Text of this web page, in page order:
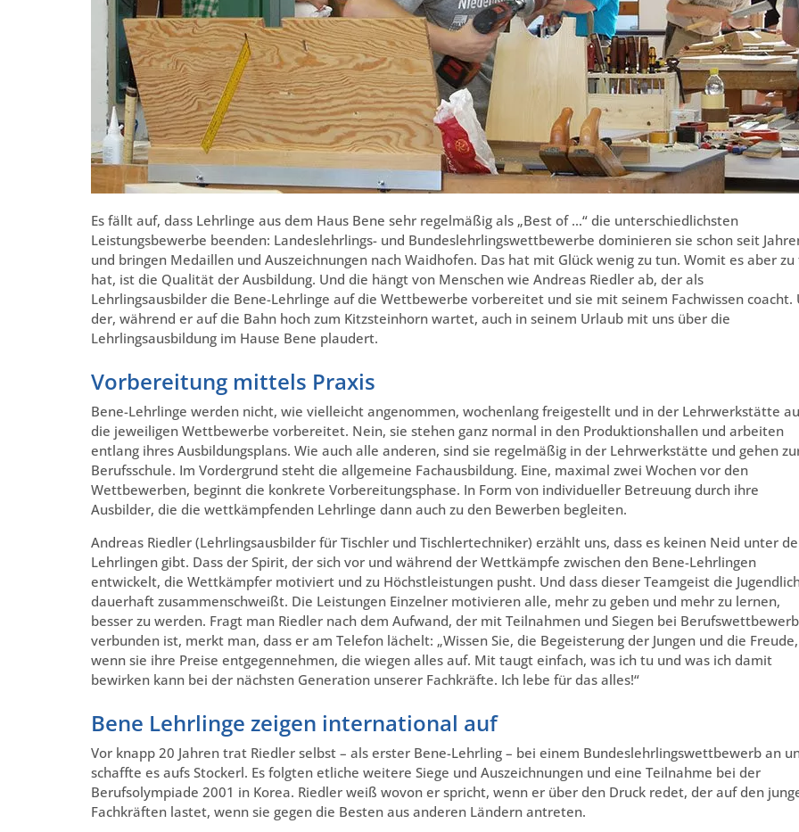
Es fällt auf, dass Lehrlinge aus dem Haus Bene sehr regelmäßig als „Best of …“ die unterschiedlichsten
Leistungsbewerbe beenden: Landeslehrlings- und Bundeslehrlingswettbewerbe dominieren sie schon seit
und bringen Medaillen und Auszeichnungen nach Waidhofen. Das hat mit Glück wenig zu tun. Womit es aber
hat, ist die Qualität der Ausbildung. Und die hängt von Menschen wie Andreas Riedler ab, der als
Lehrlingsausbilder die Bene-Lehrlinge auf die Wettbewerbe vorbereitet und sie mit seinem Fachwissen coacht.
der, während er auf die Bahn hoch zum Kitzsteinhorn wartet, auch in seinem Urlaub mit uns über die
Lehrlingsausbildung im Hause Bene plaudert.
Vorbereitung mittels Praxis
Bene-Lehrlinge werden nicht, wie vielleicht angenommen, wochenlang freigestellt und in der Lehrwerkstätte
die jeweiligen Wettbewerbe vorbereitet. Nein, sie stehen ganz normal in den Produktionshallen und arbeiten
entlang ihres Ausbildungsplans. Wie auch alle anderen, sind sie regelmäßig in der Lehrwerkstätte und gehen
Berufsschule. Im Vordergrund steht die allgemeine Fachausbildung. Eine, maximal zwei Wochen vor den
Wettbewerben, beginnt die konkrete Vorbereitungsphase. In Form von individueller Betreuung durch ihre
Ausbilder, die die wettkämpfenden Lehrlinge dann auch zu den Bewerben begleiten.
Andreas Riedler (Lehrlingsausbilder für Tischler und Tischlertechniker) erzählt uns, dass es keinen Neid unter
Lehrlingen gibt. Dass der Spirit, der sich vor und während der Wettkämpfe zwischen den Bene-Lehrlingen
entwickelt, die Wettkämpfer motiviert und zu Höchstleistungen pusht. Und dass dieser Teamgeist die
dauerhaft zusammenschweißt. Die Leistungen Einzelner motivieren alle, mehr zu geben und mehr zu lernen,
besser zu werden. Fragt man Riedler nach dem Aufwand, der mit Teilnahmen und Siegen bei
verbunden ist, merkt man, dass er am Telefon lächelt: „Wissen Sie, die Begeisterung der Jungen und die Freude,
wenn sie ihre Preise entgegennehmen, die wiegen alles auf. Mit taugt einfach, was ich tu und was ich damit
bewirken kann bei der nächsten Generation unserer Fachkräfte. Ich lebe für das alles!“
Bene Lehrlinge zeigen international auf
Vor knapp 20 Jahren trat Riedler selbst – als erster Bene-Lehrling – bei einem Bundeslehrlingswettbewerb an
schaffte es aufs Stockerl. Es folgten etliche weitere Siege und Auszeichnungen und eine Teilnahme bei der
Berufsolympiade 2001 in Korea. Riedler weiß wovon er spricht, wenn er über den Druck redet, der auf den
Fachkräften lastet, wenn sie gegen die Besten aus anderen Ländern antreten.